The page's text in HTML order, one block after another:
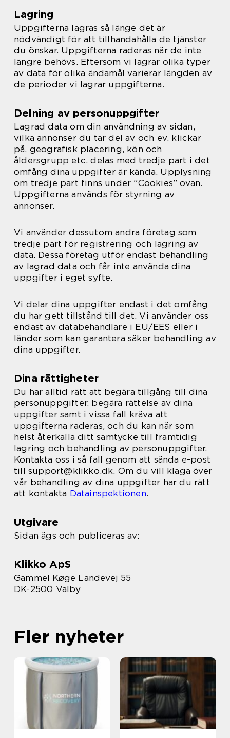
Lagring
Uppgifterna lagras så länge det är
nödvändigt för att tillhandahålla de tjänster
du önskar. Uppgifterna raderas när de inte
längre behövs. Eftersom vi lagrar olika typer
av data för olika ändamål varierar längden av
de perioder vi lagrar uppgifterna.
Delning av personuppgifter
Lagrad data om din användning av sidan,
vilka annonser du tar del av och ev. klickar
på, geografisk placering, kön och
åldersgrupp etc. delas med tredje part i det
omfång dina uppgifter är kända. Upplysning
om tredje part finns under ”Cookies” ovan.
Uppgifterna används för styrning av
annonser.
Vi använder dessutom andra företag som
tredje part för registrering och lagring av
data. Dessa företag utför endast behandling
av lagrad data och får inte använda dina
uppgifter i eget syfte.
Vi delar dina uppgifter endast i det omfång
du har gett tillstånd till det. Vi använder oss
endast av databehandlare i EU/EES eller i
länder som kan garantera säker behandling av
dina uppgifter.
Dina rättigheter
Du har alltid rätt att begära tillgång till dina
personuppgifter, begära rättelse av dina
uppgifter samt i vissa fall kräva att
uppgifterna raderas, och du kan när som
helst återkalla ditt samtycke till framtidig
lagring och behandling av personuppgifter.
Kontakta oss i så fall genom att sända e-post
till support@klikko.dk. Om du vill klaga över
vår behandling av dina uppgifter har du rätt
att kontakta Datainspektionen.
Utgivare
Sidan ägs och publiceras av:
Klikko ApS
Gammel Køge Landevej 55
DK-2500 Valby
Fler nyheter